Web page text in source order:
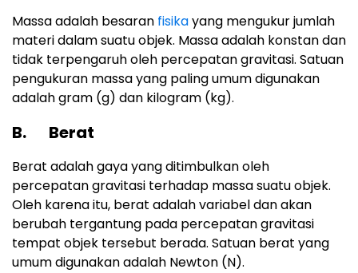
Massa adalah besaran fisikayang mengukur jumlah
materi dalam suatu objek. Massa adalah konstan dan
tidak terpengaruh oleh percepatan gravitasi. Satuan
pengukuran massa yang paling umum digunakan
adalah gram (g) dan kilogram (kg).
B. Berat
Berat adalah gaya yang ditimbulkan oleh
percepatan gravitasi terhadap massa suatu objek.
Oleh karena itu, berat adalah variabel dan akan
berubah tergantung pada percepatan gravitasi
tempat objek tersebut berada. Satuan berat yang
umum digunakan adalah Newton (N).